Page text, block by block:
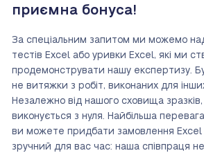
приємна бонуса!
За спеціальним запитом ми можемо
тестів Excel або уривки Excel, які ми
продемонструвати нашу експертизу.
не витяжки з робіт, виконаних для інших
Незалежно від нашого сховища
виконується з нуля. Найбільша
ви можете придбати замовлення Excel
зручний для вас час: наша співпраця